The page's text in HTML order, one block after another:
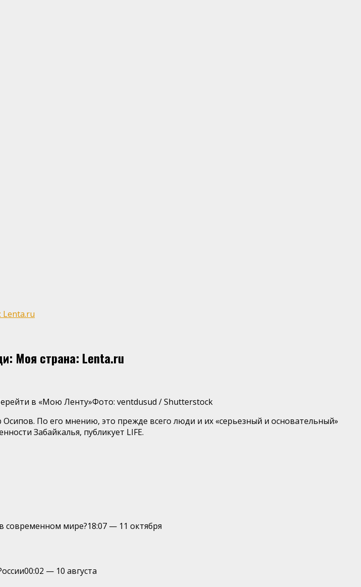
Lenta.ru
Моя страна: Lenta.ru
в «Мою Ленту»Фото: ventdusud / Shutterstock
По его мнению, это прежде всего люди и их «серьезный и основательный»
Забайкалья, публикует LIFE.
современном мире?18:07 — 11 октября
00:02 — 10 августа